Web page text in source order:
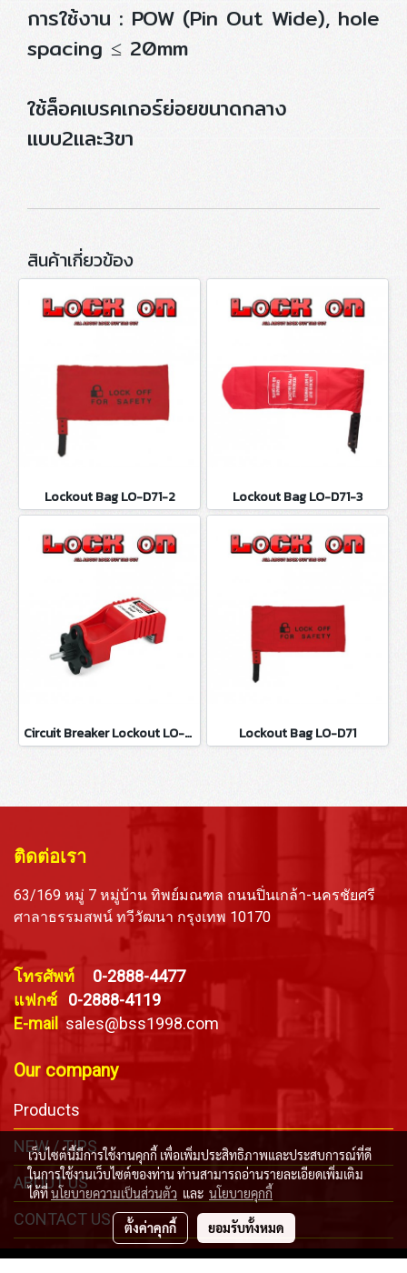
การใช้งาน : POW (Pin Out Wide), hole
spacing ≤ 20mm
ใช้ล็อคเบรคเกอร์ย่อยขนาดกลาง
แบบ2และ3ขา
สินค้าเกี่ยวข้อง
Lockout Bag LO-D71-2 Lockout Bag LO-D71-3
Circuit Breaker Lockout LO-D100 Lockout Bag LO-D71
ติดต่อเรา
63/169 หมู่ 7 หมู่บ้าน ทิพย์มณฑล ถนนปิ่นเกล้า-นครชัยศรี
ศาลาธรรมสพน์ ทวีวัฒนา กรุงเทพ 10170
โทรศัพท์ 0-2888-4477
แฟกซ์ 0-2888-4119
E-mail
sales@bss1998.com
Our company
Products
NEW / TIPS
ABOUT US
CONTACT US
เว็บไซต์นี้มีการใช้งานคุกกี้ เพื่อเพิ่มประสิทธิภาพและประสบการณ์ที่ดี
ในการใช้งานเว็บไซต์ของท่าน ท่านสามารถอ่านรายละเอียดเพิ่มเติม
ได้ที่นโยบายความเป็นส่วนตัว และ นโยบายคุกกี้
ตั้งค่าคุกกี้ ยอมรับทั้งหมด